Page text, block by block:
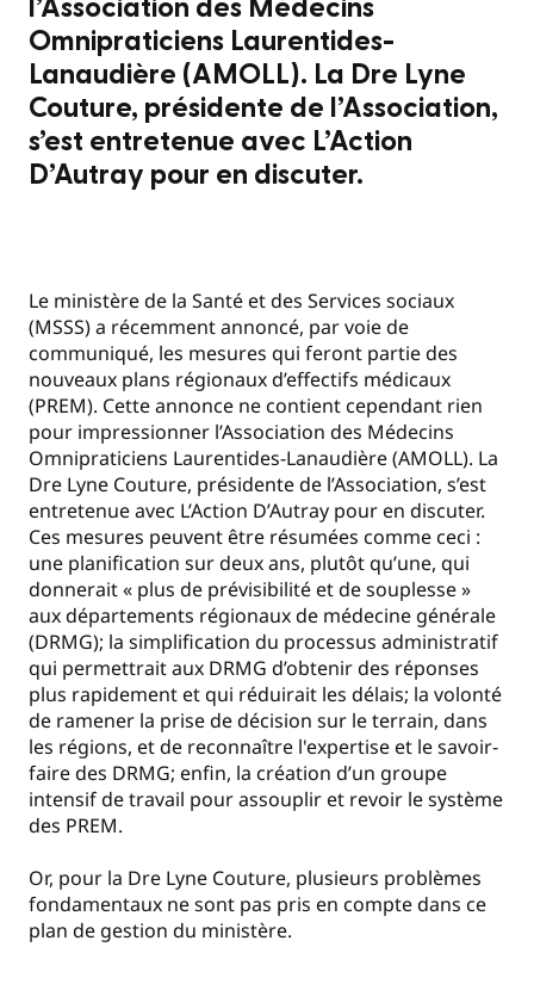
l’Association des Médecins
Omnipraticiens Laurentides-
Lanaudière (AMOLL). La Dre Lyne
Couture, présidente de l’Association,
s’est entretenue avec L’Action
D’Autray pour en discuter.
Le ministère de la Santé et des Services sociaux
(MSSS) a récemment annoncé, par voie de
communiqué, les mesures qui feront partie des
nouveaux plans régionaux d’effectifs médicaux
(PREM). Cette annonce ne contient cependant rien
pour impressionner l’Association des Médecins
Omnipraticiens Laurentides-Lanaudière (AMOLL). La
Dre Lyne Couture, présidente de l’Association, s’est
entretenue avec L’Action D’Autray pour en discuter.
Ces mesures peuvent être résumées comme ceci :
une planification sur deux ans, plutôt qu’une, qui
donnerait « plus de prévisibilité et de souplesse »
aux départements régionaux de médecine générale
(DRMG); la simplification du processus administratif
qui permettrait aux DRMG d’obtenir des réponses
plus rapidement et qui réduirait les délais; la volonté
de ramener la prise de décision sur le terrain, dans
les régions, et de reconnaître l'expertise et le savoir-
faire des DRMG; enfin, la création d’un groupe
intensif de travail pour assouplir et revoir le système
des PREM.
Or, pour la Dre Lyne Couture, plusieurs problèmes
fondamentaux ne sont pas pris en compte dans ce
plan de gestion du ministère.